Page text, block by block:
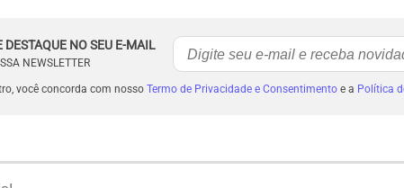
NO SEU E-MAIL
NEWSLETTER
você concorda com nosso Termo de Privacidade e Consentimentoe a Política